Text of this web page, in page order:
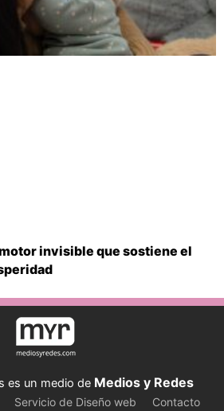
invisible que sostiene el
es un medio de Medios y Redes
Servicio de Diseño web
Contacto